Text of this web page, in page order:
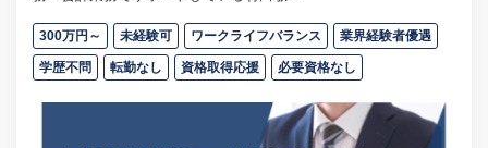
300万円～ 未経験可 ワークライフバランス 業界経験者優遇
学歴不問 転勤なし 資格取得応援 必要資格なし